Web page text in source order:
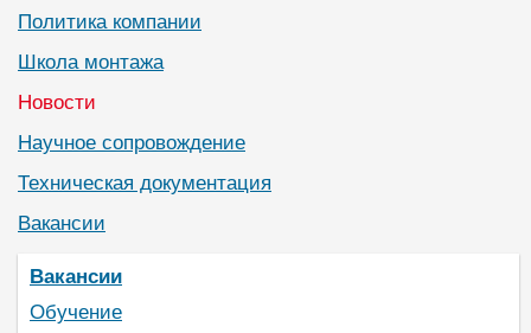
Политика компании
Школа монтажа
Новости
Научное сопровождение
Техническая документация
Вакансии
Вакансии
Обучение